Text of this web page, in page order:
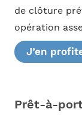
de clôture
opération
J’en
Prêt-à-